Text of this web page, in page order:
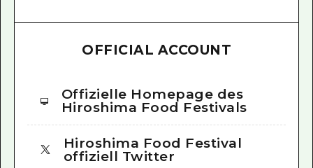
OFFICIAL ACCOUNT
Offizielle Homepage des
Hiroshima Food Festivals
Hiroshima Food Festival
offiziell Twitter